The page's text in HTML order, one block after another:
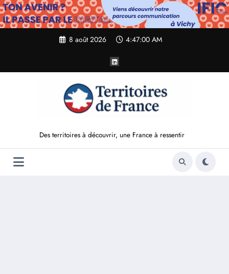
Aller
au
contenu
8 août 2026 4:47:01 AM
Des territoires à découvrir, une France à ressentir